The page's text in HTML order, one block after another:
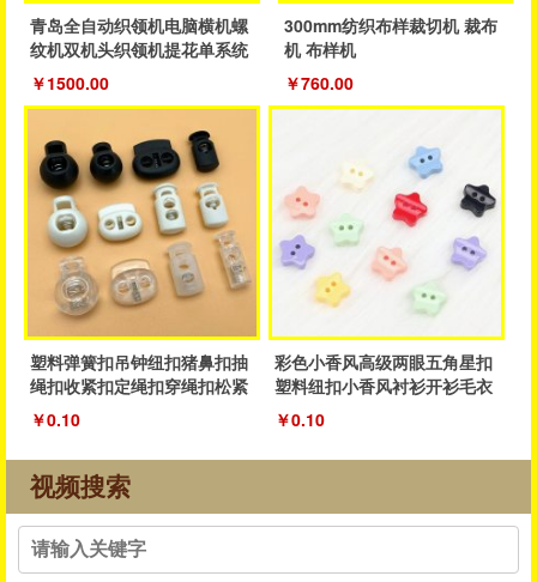
青岛全自动织领机电脑横机螺
纹机双机头织领机提花单系统
织领机
￥1500.00
300mm纺织布样裁切机 裁布
机 布样机
￥760.00
塑料弹簧扣吊钟纽扣猪鼻扣抽
绳扣收紧扣定绳扣穿绳扣松紧
抽绳扣子
￥0.10
彩色小香风高级两眼五角星扣
塑料纽扣小香风衬衫开衫毛衣
纽扣厂家
￥0.10
视频搜索